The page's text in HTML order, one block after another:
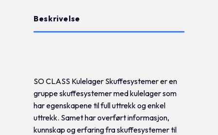
Beskrivelse
SO CLASS Kulelager Skuffesystemer er en
gruppe skuffesystemer med kulelager som
har egenskapene til full uttrekk og enkel
uttrekk. Samet har overført informasjon,
kunnskap og erfaring fra skuffesystemer til